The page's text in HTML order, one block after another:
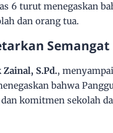
6 turut menegaskan
dan orang tua.
Semangat
Zainal, S.Pd.,
bahwa
komitmen sekolah